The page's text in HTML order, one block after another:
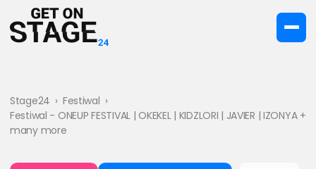
Stage24 › Festiwal ›
Festiwal - ONEUP FESTIVAL | OKEKEL | KIDZLORI | JAVIER | IZONYA +
many more